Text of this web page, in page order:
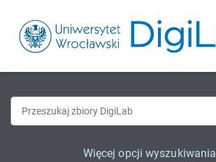
Więcej opcji wyszukiwania